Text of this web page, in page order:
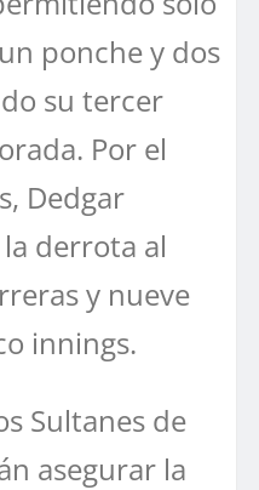
ponche y dos
su tercer
Por el
Dedgar
derrota al
y nueve
innings.
Sultanes de
asegurar la